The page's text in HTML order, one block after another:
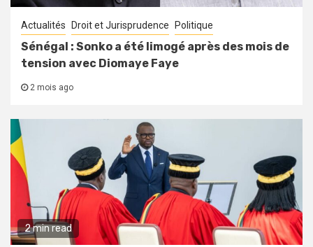
Actualités Droit et Jurisprudence Politique
Sénégal : Sonko a été limogé après des mois de
tension avec Diomaye Faye
2 mois ago
2 min read